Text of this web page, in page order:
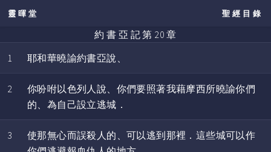
靈暉堂 聖經目錄
約 書 亞 記 第 20 章
1
耶和華曉諭約書亞說、
2
你吩咐以色列人說、你們要照著我藉摩西所曉諭你們
的、為自己設立逃城．
3
使那無心而誤殺人的、可以逃到那裡．這些城可以作